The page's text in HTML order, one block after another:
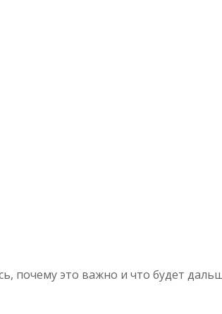
почему это важно и что будет